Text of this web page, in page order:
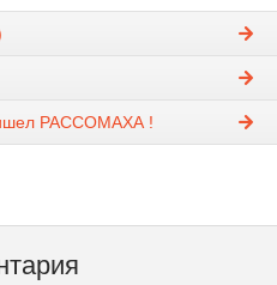
РАССОМАХА !